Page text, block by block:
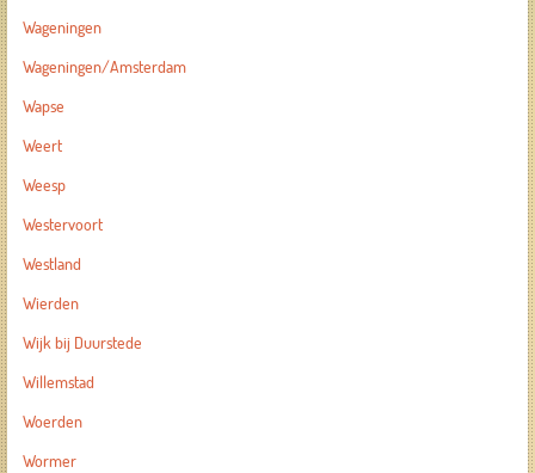
Wageningen
Wageningen/Amsterdam
Wapse
Weert
Weesp
Westervoort
Westland
Wierden
Wijk bij Duurstede
Willemstad
Woerden
Wormer